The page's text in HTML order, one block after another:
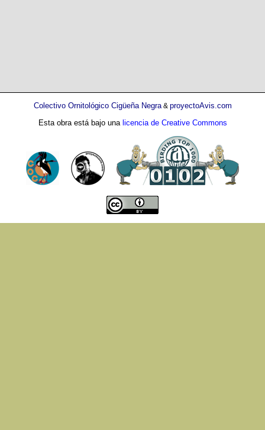
Colectivo Ornitológico Cigüeña Negra& proyectoAvis.com
Esta obra está bajo una licencia de Creative Commons